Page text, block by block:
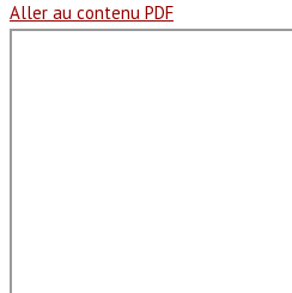
Aller au contenu PDF